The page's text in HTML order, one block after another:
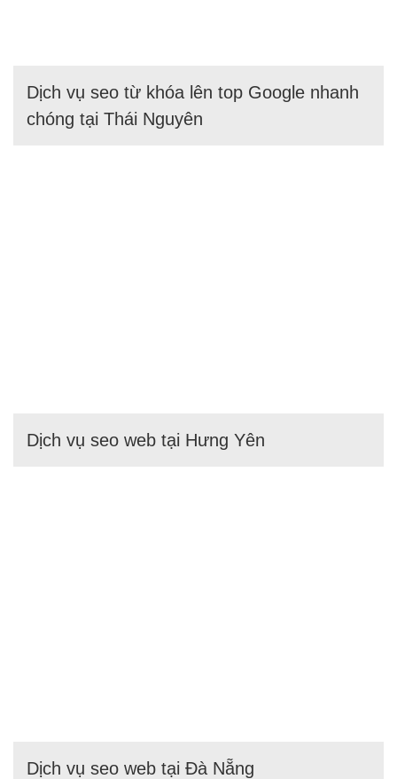
Dịch vụ seo từ khóa lên top Google nhanh
chóng tại Thái Nguyên
Dịch vụ seo web tại Hưng Yên
Dịch vụ seo web tại Đà Nẵng